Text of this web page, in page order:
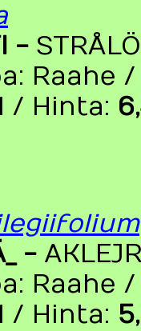
-
Raahe
/ Hinta:
-
Raahe
/ Hinta: